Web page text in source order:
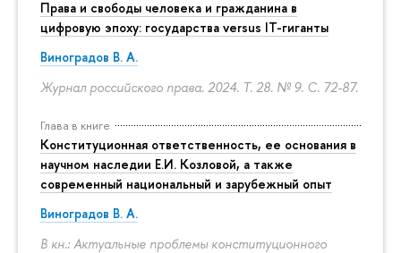
Права и свободы человека и гражданина в
цифровую эпоху: государства versus IT-гиганты
Виноградов В. А.
Журнал российского права. 2024. Т. 28. № 9. С. 72-87.
Глава в книге
Конституционная ответственность, ее основания в
научном наследии Е.И. Козловой, а также
современный национальный и зарубежный опыт
Виноградов В. А.
В кн.: Актуальные проблемы конституционного